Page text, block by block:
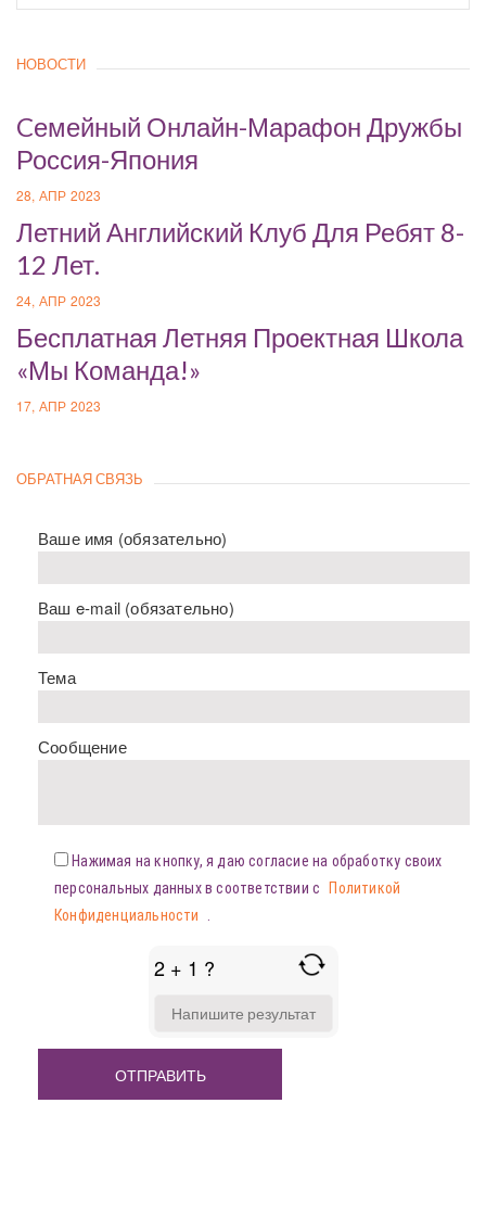
НОВОСТИ
Cемейный Онлайн-Марафон Дружбы
Россия-Япония
28, АПР 2023
Летний Английский Клуб Для Ребят 8-
12 Лет.
24, АПР 2023
Бесплатная Летняя Проектная Школа
«Мы Команда!»
17, АПР 2023
ОБРАТНАЯ СВЯЗЬ
Ваше имя (обязательно)
Ваш e-mail (обязательно)
Тема
Сообщение
Нажимая на кнопку, я даю согласие на обработку своих
персональных данных в соответствии с
Политикой
Конфиденциальности
2 + 1 ?
FOR
+